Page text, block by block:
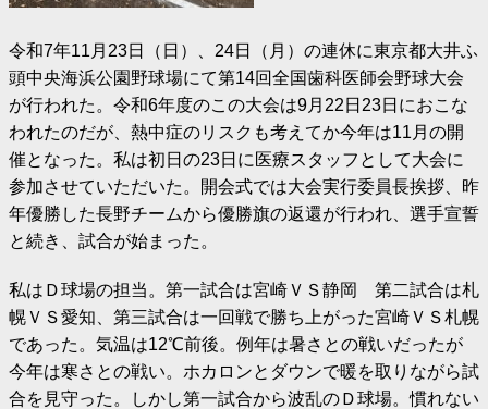
令和7年11月23日（日）、24日（月）の連休に東京都大井ふ
頭中央海浜公園野球場にて第14回全国歯科医師会野球大会
が行われた。令和6年度のこの大会は9月22日23日におこな
われたのだが、熱中症のリスクも考えてか今年は11月の開
催となった。私は初日の23日に医療スタッフとして大会に
参加させていただいた。開会式では大会実行委員長挨拶、昨
年優勝した長野チームから優勝旗の返還が行われ、選手宣誓
と続き、試合が始まった。
私はＤ球場の担当。第一試合は宮崎ＶＳ静岡 第二試合は札
幌ＶＳ愛知、第三試合は一回戦で勝ち上がった宮崎ＶＳ札幌
であった。気温は12℃前後。例年は暑さとの戦いだったが
今年は寒さとの戦い。ホカロンとダウンで暖を取りながら試
合を見守った。しかし第一試合から波乱のＤ球場。慣れない